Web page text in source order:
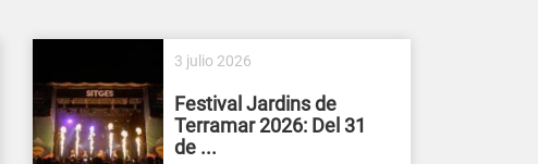
3 julio 2026
Festival Jardins de
Terramar 2026: Del 31
de ...